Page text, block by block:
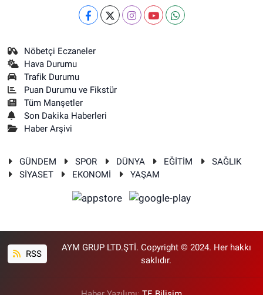
Nöbetçi Eczaneler
Hava Durumu
Trafik Durumu
Puan Durumu ve Fikstür
Tüm Manşetler
Son Dakika Haberleri
Haber Arşivi
GÜNDEM SPOR DÜNYA EĞİTİM
SAĞLIK
SİYASET
EKONOMİ YAŞAM
RSS
AYM GRUP LTD.ŞTİ. Copyright © 2024. Her hakkı
saklıdır.